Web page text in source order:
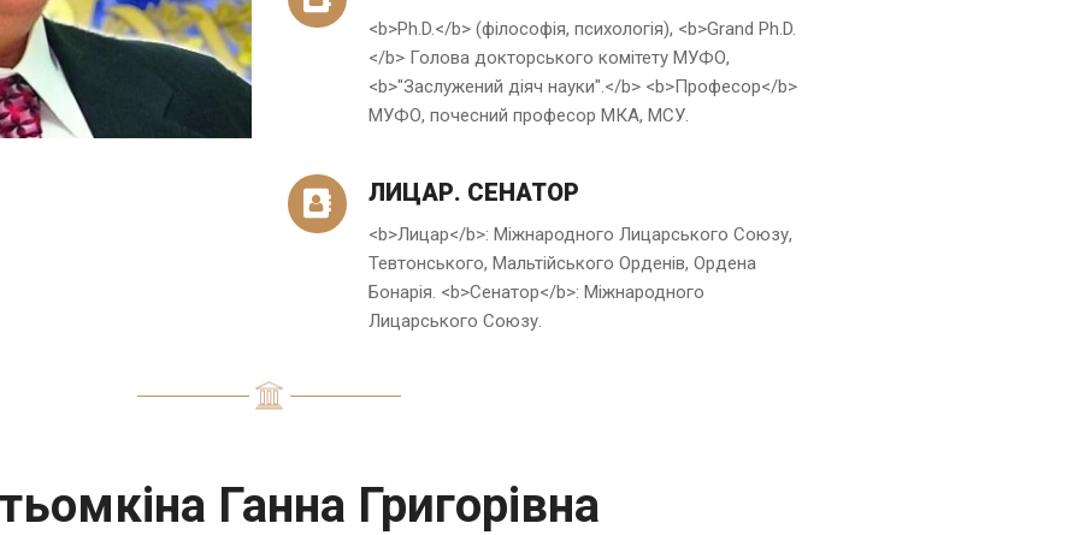
<b>Ph.D.</b> (філософія, психологія), <b>Grand Ph.D.
</b> Голова докторського комітету МУФО,
<b>"Заслужений діяч науки".</b> <b>Професор</b>
МУФО, почесний професор МКА, МСУ.
ЛИЦАР. СЕНАТОР
<b>Лицар</b>: Міжнародного Лицарського Союзу,
Тевтонського, Мальтійського Орденів, Ордена
Бонарія. <b>Сенатор</b>: Міжнародного
Лицарського Союзу.
Ганна Григорівна